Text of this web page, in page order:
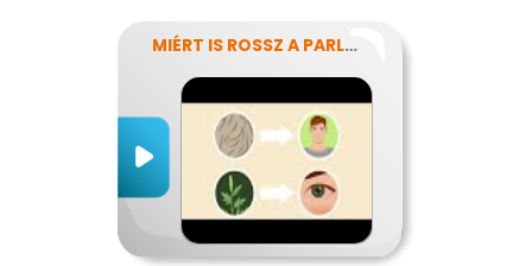
MIÉRT IS ROSSZ A PARLAGFŰ?